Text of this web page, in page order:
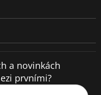
a novinkách
prvními?